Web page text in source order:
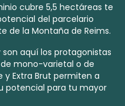
cubre 5,5 hectáreas te
del parcelario
de la Montaña de Reims.
son aquí los protagonistas
mono-varietal o de
y Extra Brut permiten a
potencial para tu mayor